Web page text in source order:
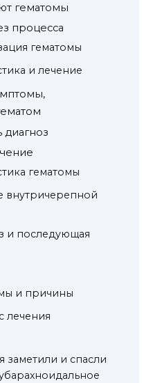
гематомы
процесса
гематомы
и лечение
диагноз
гематомы
внутричерепной
и последующая
и причины
лечения
заметили и спасли